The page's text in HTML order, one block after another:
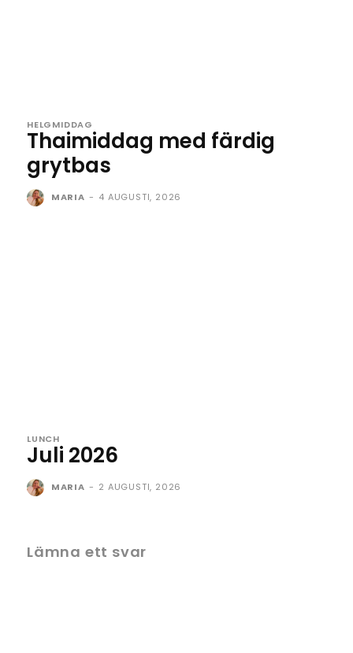
HELGMIDDAG
Thaimiddag med färdig
grytbas
MARIA - 4 AUGUSTI, 2026
LUNCH
Juli 2026
MARIA - 2 AUGUSTI, 2026
Lämna ett svar